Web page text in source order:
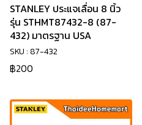
STANLEY ประแจเลื่อน 8 นิ้ว
รุ่น STHMT87432-8 (87-
432) มาตรฐาน USA
SKU : 87-432
฿200